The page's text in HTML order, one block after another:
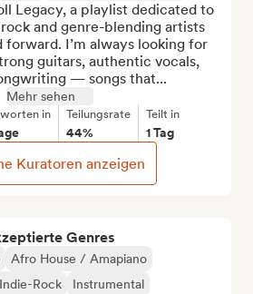
Genres
Afro House / Amapiano
Indie-Rock Instrumental
Legacy, a playlist dedicated to
and genre-blending artists
forward. I’m always looking for
guitars, authentic vocals,
— songs that...
Mehr sehen
in Teilungsrate
44%
Teilt in
1 Tag
Kuratoren anzeigen